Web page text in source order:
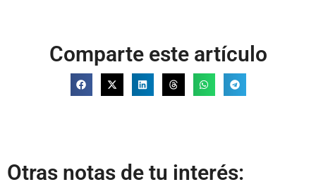
Comparte este artículo
Otras notas de tu interés: